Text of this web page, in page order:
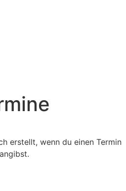
erstellt, wenn du einen Termin